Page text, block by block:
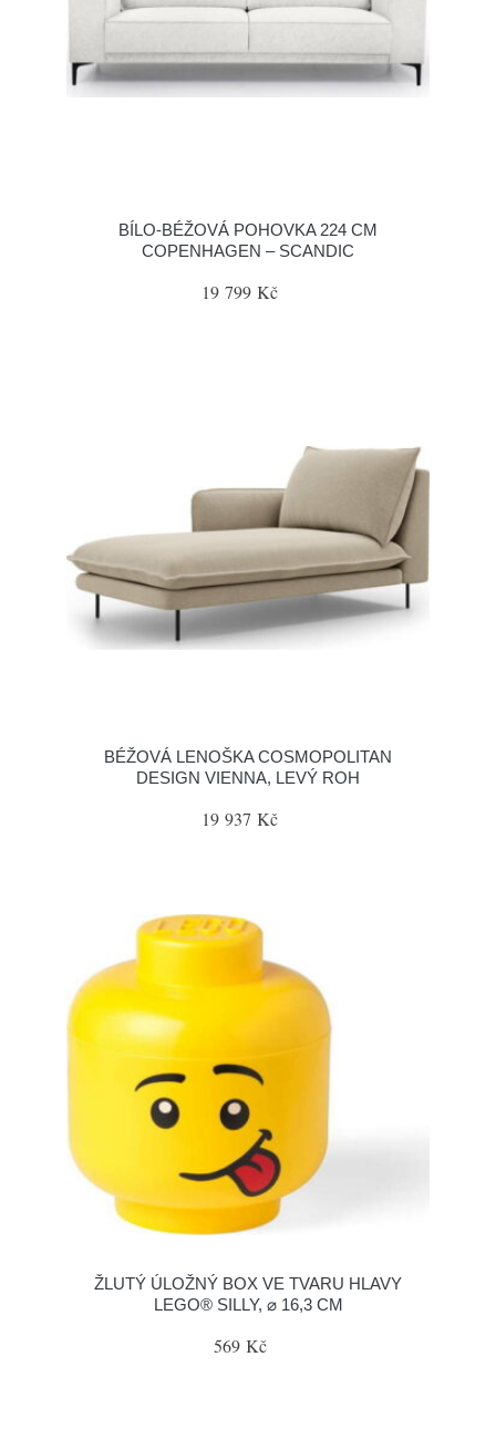
BÍLO-BÉŽOVÁ POHOVKA 224 CM
COPENHAGEN – SCANDIC
19 799 Kč
BÉŽOVÁ LENOŠKA COSMOPOLITAN
DESIGN VIENNA, LEVÝ ROH
19 937 Kč
ŽLUTÝ ÚLOŽNÝ BOX VE TVARU HLAVY
LEGO® SILLY, ⌀ 16,3 CM
569 Kč